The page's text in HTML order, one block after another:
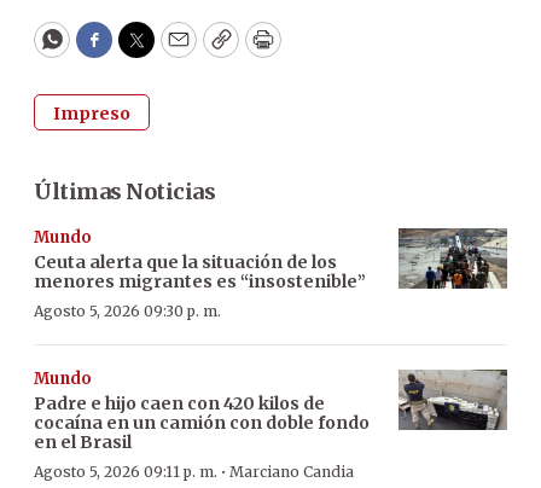
WhatsApp
Facebook
Twitter
EmailCopyPrint
Impreso
Últimas Noticias
Mundo
Ceuta alerta que la situación de los
menores migrantes es “insostenible”
Agosto 5, 2026 09:30 p. m.
Mundo
Padre e hijo caen con 420 kilos de
cocaína en un camión con doble fondo
en el Brasil
Agosto 5, 2026 09:11 p. m. · Marciano Candia